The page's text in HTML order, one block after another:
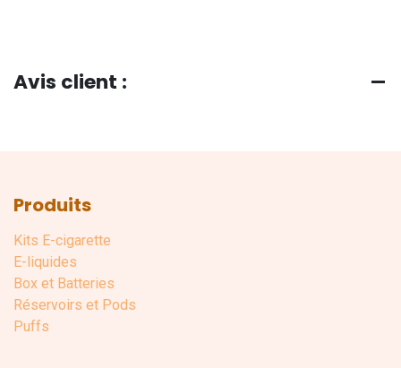
Avis client :
Produits
Kits E-cigarette
E-liquides
Box et Batteries
Réservoirs et Pods
Puffs